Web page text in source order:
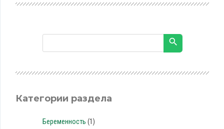
Категории раздела
Беременность (1)